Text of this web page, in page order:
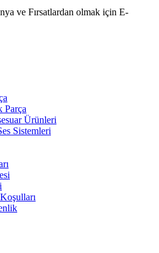
ve Fırsatlardan olmak için E-
Parça
Ürünleri
Sistemleri